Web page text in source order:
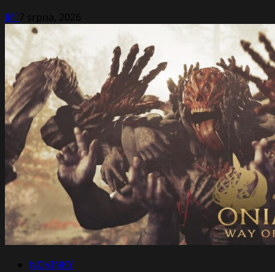
Jiří7 srpna, 2026
NOVINKY